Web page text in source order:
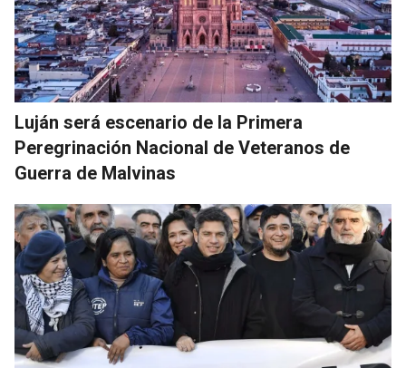
Luján será escenario de la Primera
Peregrinación Nacional de Veteranos de
Guerra de Malvinas